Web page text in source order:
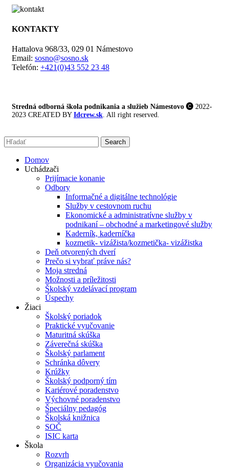
KONTAKTY
Hattalova 968/33, 029 01 Námestovo
Email: sosno@sosno.sk
Telefón: +421(0)43 552 23 48
Stredná odborná škola podnikania a služieb Námestovo
2022-
2023 CREATED BY Idcrew.sk. All right reserved.
Search
Domov
Uchádzači
Prijímacie konanie
Odbory
Informačné a digitálne technológie
Služby v cestovnom ruchu
Ekonomické a administratívne služby v
podnikaní – obchodné a marketingové služby
Kaderník, kaderníčka
kozmetik- vizážista/kozmetička- vizážistka
Deň otvorených dverí
Prečo si vybrať práve nás?
Moja stredná
Možnosti a príležitosti
Školský vzdelávací program
Úspechy
Žiaci
Školský poriadok
Praktické vyučovanie
Maturitná skúška
Záverečná skúška
Školský parlament
Schránka dôvery
Krúžky
Školský podporný tím
Kariérové poradenstvo
Výchovné poradenstvo
Špeciálny pedagóg
Školská knižnica
SOČ
ISIC karta
Škola
Rozvrh
Organizácia vyučovania